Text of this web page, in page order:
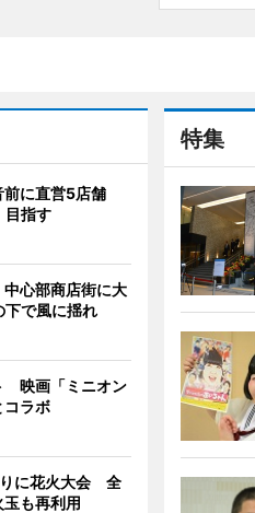
特集
に直営5店舗
指す
心部商店街に大
で風に揺れ
映画「ミニオン
コラボ
に花火大会 全
も再利用